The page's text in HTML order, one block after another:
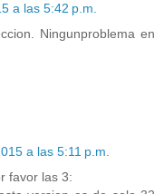
a las 5:42 p.m.
Ningunproblema en
a las 5:11 p.m.
favor las 3: